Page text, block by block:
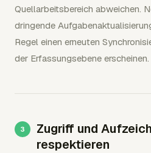
Quellarbeitsbereich abweichen.
dringende
Regel einen erneuten
der Erfassungsebene erscheinen.
Zugriff und
respektieren